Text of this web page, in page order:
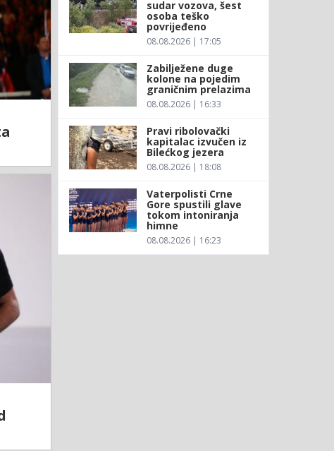
sudar vozova, šest
osoba teško
povrijeđeno
08.08.2026 | 17:05
Zabilježene duge
kolone na pojedim
graničnim prelazima
08.08.2026 | 16:33
Pravi ribolovački
kapitalac izvučen iz
Bilećkog jezera
08.08.2026 | 18:08
Vaterpolisti Crne
Gore spustili glave
tokom intoniranja
himne
08.08.2026 | 16:23